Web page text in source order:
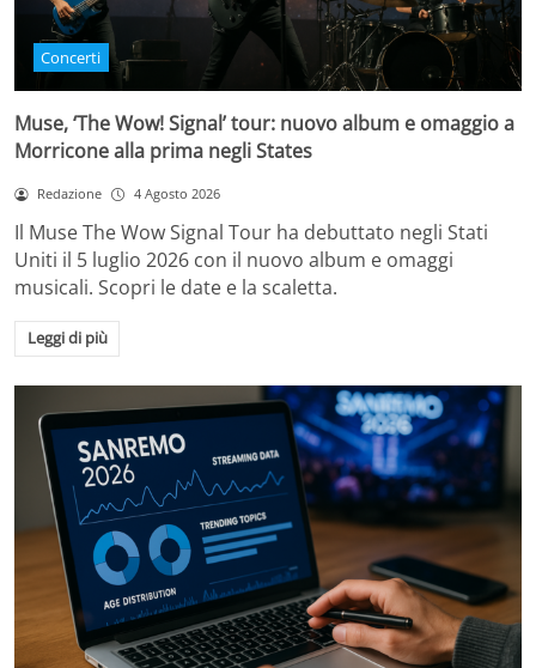
Concerti
Muse, ‘The Wow! Signal’ tour: nuovo album e omaggio a
Morricone alla prima negli States
Redazione 4 Agosto 2026
Il Muse The Wow Signal Tour ha debuttato negli Stati
Uniti il 5 luglio 2026 con il nuovo album e omaggi
musicali. Scopri le date e la scaletta.
Leggi di più